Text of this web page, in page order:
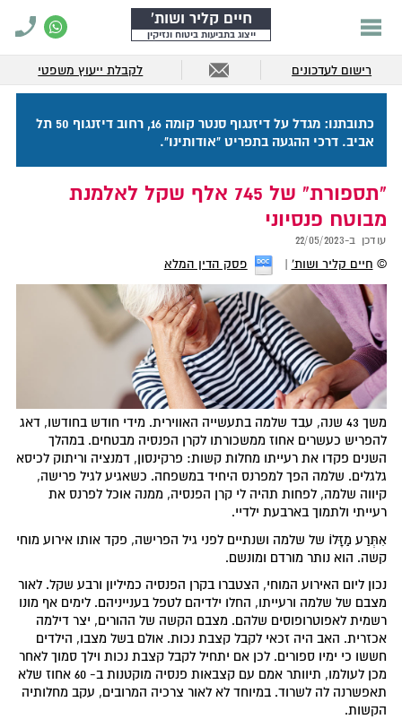
חיים קליר ושות'
ייצוג בתביעות ביטוח ונזיקין
רישום לעדכונים לקבלת ייעוץ משפטי
כתובתנו: מגדל על דיזנגוף סנטר קומה 16, רחוב דיזנגוף 50 תל
אביב. דרכי ההגעה בתפריט "אודותינו".
"תספורת" של 745 אלף שקל לאלמנת
מבוטח פנסיוני
עודכן ב-22/05/2023
© חיים קליר ושות' פסק הדין המלא
משך 43 שנה, עבד שלמה בתעשייה האווירית. מידי חודש בחודשו, דאג
להפריש כעשרים אחוז ממשכורתו לקרן הפנסיה מבטחים. במהלך
השנים פקדו את רעייתו מחלות קשות: פרקינסון, דמנציה וריתוק לכיסא
גלגלים. שלמה הפך למפרנס היחיד במשפחה. כשאגיע לגיל פרישה,
קיווה שלמה, לפחות תהיה לי קרן הפנסיה, ממנה אוכל לפרנס את
רעייתי ולתמוך בארבעת ילדיי.
אִתְּרַע מַזָּלוֹ של שלמה ושנתיים לפני גיל הפרישה, פקד אותו אירוע מוחי
קשה. הוא נותר מורדם ומונשם.
נכון ליום האירוע המוחי, הצטברו בקרן הפנסיה כמיליון ורבע שקל. לאור
מצבם של שלמה ורעייתו, החלו ילדיהם לטפל בענייניהם. לימים אף מונו
רשמית לאפוטרופוסים שלהם. מצבם הקשה של ההורים, יצר דילמה
אכזרית. האב היה זכאי לקבל קצבת נכות. אולם בשל מצבו, הילדים
חששו כי ימיו ספורים. לכן אם יתחיל לקבל קצבת נכות וילך סמוך לאחר
מכן לעולמו, תיוותר אמם עם קצבאות פנסיה מוקטנות ב- 60 אחוז שלא
תאפשרנה לה לשרוד. במיוחד לא לאור צרכיה המרובים, עקב מחלותיה
הקשות.